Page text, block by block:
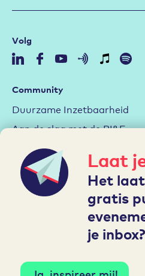
Laat
Het
gratis
je inbox?
Volg
Community
Duurzame Inzetbaarheid
Aan de slag met de RI&E
Arbeidsmarktstrategie
Hybride werken
Leren en Ontwikkelen